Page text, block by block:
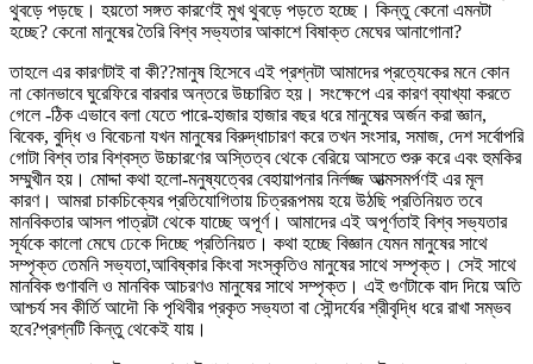
থুবড়ে পড়ছে। হয়তো সঙ্গত কারণেই মুখ থুবড়ে পড়তে হচ্ছে। কিন্তু কেনো এমনটা
হচ্ছে? কেনো মানুষের তৈরি বিশ্ব সভ্যতার আকাশে বিষাক্ত মেঘের আনাগোনা?
তাহলে এর কারণটাই বা কী??মানুষ হিসেবে এই প্রশ্নটা আমাদের প্রত্যেকের মনে কোন
না কোনভাবে ঘুরেফিরে বারবার অন্তরে উচ্চারিত হয়। সংক্ষেপে এর কারণ ব্যাখ্যা করতে
গেলে -ঠিক এভাবে বলা যেতে পারে-হাজার হাজার বছর ধরে মানুষের অর্জন করা জ্ঞান,
বিবেক, বুদ্ধি ও বিবেচনা যখন মানুষের বিরুদ্ধাচারণ করে তখন সংসার, সমাজ, দেশ সর্বোপরি
গোটা বিশ্ব তার বিশ্বস্ত উচ্চারণের অস্তিত্ব থেকে বেরিয়ে আসতে শুরু করে এবং হুমকির
সম্মুখীন হয়। মোদ্দা কথা হলো-মনুষ্যত্বের বেহায়াপনার নির্লজ্জ আত্মসমর্পণই এর মূল
কারণ। আমরা চাকচিক্যের প্রতিযোগিতায় চিত্ররূপময় হয়ে উঠছি প্রতিনিয়ত তবে
মানবিকতার আসল পাত্রটা থেকে যাচ্ছে অপূর্ণ। আমাদের এই অপূর্ণতাই বিশ্ব সভ্যতার
সূর্যকে কালো মেঘে ঢেকে দিচ্ছে প্রতিনিয়ত। কথা হচ্ছে বিজ্ঞান যেমন মানুষের সাথে
সম্পৃক্ত তেমনি সভ্যতা,আবিষ্কার কিংবা সংস্কৃতিও মানুষের সাথে সম্পৃক্ত। সেই সাথে
মানবিক গুণাবলি ও মানবিক আচরণও মানুষের সাথে সম্পৃক্ত। এই গুণটাকে বাদ দিয়ে অতি
আশ্চর্য সব কীর্তি আদৌ কি পৃথিবীর প্রকৃত সভ্যতা বা সৌন্দর্যের শ্রীবৃদ্ধি ধরে রাখা সম্ভব
হবে?প্রশ্নটি কিন্তু থেকেই যায়।